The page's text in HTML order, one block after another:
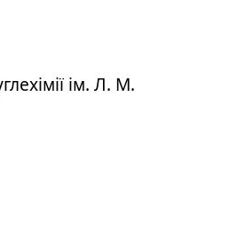
ім. Л. М.